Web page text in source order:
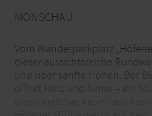
MONSCHAU
Vom Wanderparkplatz
dieser aussichtsreiche
und über sanfte Höhen. Der
öffnet Herz und Sinne – ein